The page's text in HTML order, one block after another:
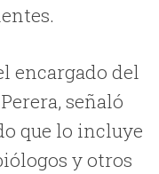
encargado del
señaló
que lo incluye
y otros